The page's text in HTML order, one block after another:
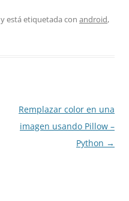
y está etiquetada con android,
Remplazar color en una
imagen usando Pillow –
Python →